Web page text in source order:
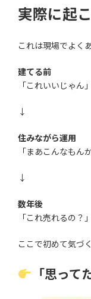
実際に起
これは現場でよく
建てる前
「これいいじゃん」
↓
住みながら運用
「まあこんなもんか
↓
数年後
「これ売れるの？」
ここで初めて気づく
「思って